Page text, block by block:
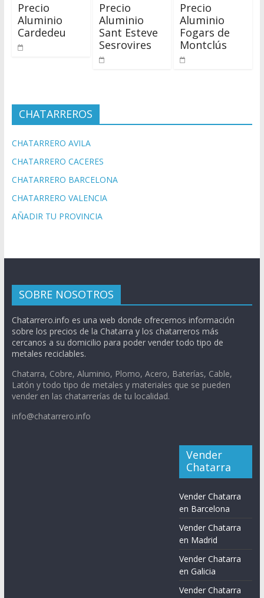
Precio
Aluminio
Cardedeu
Precio
Aluminio
Sant Esteve
Sesrovires
Precio
Aluminio
Fogars de
Montclús
CHATARREROS
CHATARRERO AVILA
CHATARRERO CACERES
CHATARRERO BARCELONA
CHATARRERO VALENCIA
AÑADIR TU PROVINCIA
SOBRE NOSOTROS
Chatarrero.info es una web donde ofrecemos información
sobre los precios de la Chatarra y los chatarreros más
cercanos a su domicilio para poder vender todo tipo de
metales reciclables.
Chatarra, Cobre, Aluminio, Plomo, Acero, Baterías, Cable,
Latón y todo tipo de metales y materiales que se pueden
vender en las chatarrerías de tu localidad.
info@chatarrero.info
Vender
Chatarra
Vender Chatarra
en Barcelona
Vender Chatarra
en Madrid
Vender Chatarra
en Galicia
Vender Chatarra